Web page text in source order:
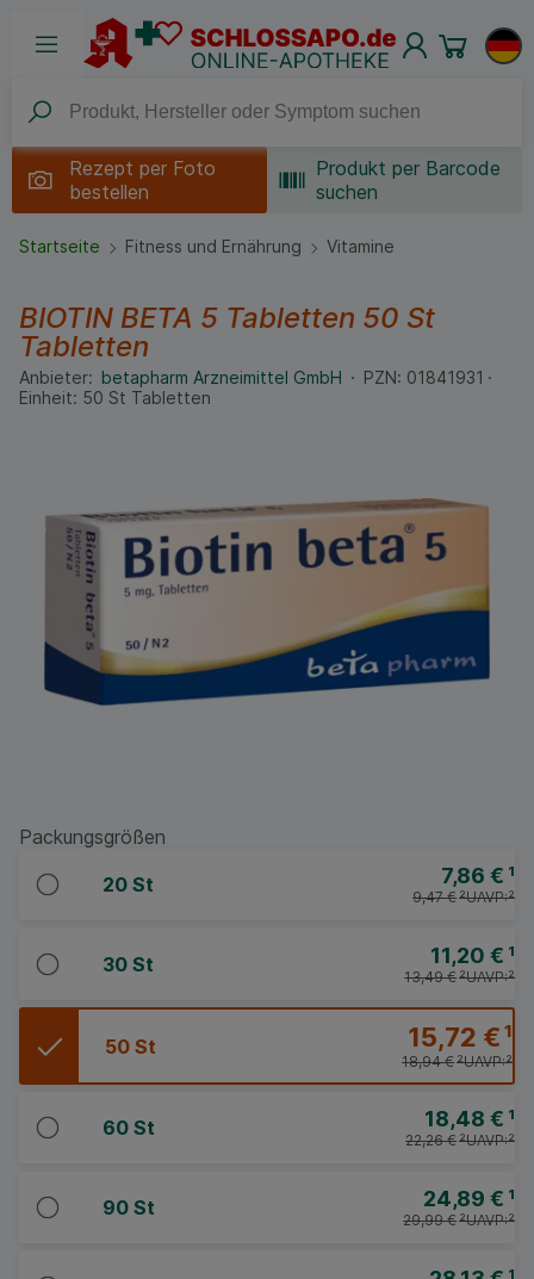
Rezept per Foto
bestellen
Produkt per Barcode
suchen
Startseite Fitness und Ernährung Vitamine
BIOTIN BETA 5 Tabletten 50 St
Tabletten
Anbieter: betapharm Arzneimittel GmbH PZN: 01841931
Einheit: 50 St Tabletten
Packungsgrößen
20 St 7,86 € ¹
UAVP:²
9,47 €²
30 St 11,20 € ¹
UAVP:²
13,49 €²
50 St 15,72 €¹
UAVP:²
18,94 €²
60 St 18,48 € ¹
UAVP:²
22,26 €²
90 St 24,89 € ¹
UAVP:²
29,99 €²